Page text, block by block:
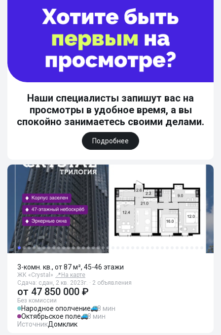
Наши специалисты запишут вас на
просмотры в удобное время, а вы
спокойно занимаетесь своими делами.
Подробнее
3-комн. кв., от 87 м², 45-46 этажи
ЖК «Crystal» 📍 На карте
Сдача: сдан, 2 кв. 2023г. · 2 объявления
от 47 850 000 ₽
Без комиссии
Народное ополчение
8 мин
Октябрьское поле
8 мин
ИсточникДомклик